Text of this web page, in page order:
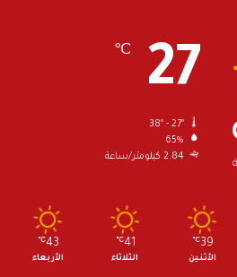
27
℃
65%
2.84 كيلومتر/ساعة
39
℃
الأثنين
41
℃
الثلاثاء
43
℃
الأربعاء